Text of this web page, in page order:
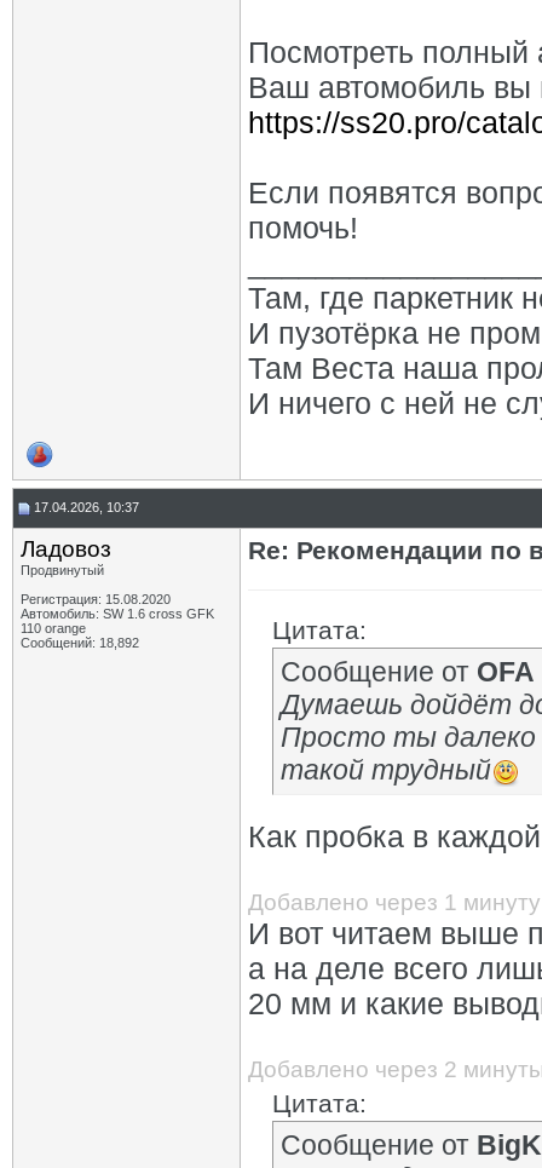
Посмотреть полный
Ваш автомобиль вы
https://ss20.pro/
Если появятся
помочь!
Там, где паркетник
И пузотёрка не
Там Веста наша
И ничего с ней не
17.04.2026, 10:37
Ладовоз
Продвинутый
Регистрация: 15.08.2020
Автомобиль: SW 1.6 cross GFK
110 orange
Сообщений: 18,892
Re: Рекомендации по
Цитата:
Сообщение от OFA
Думаешь дойдёт
Просто ты далеко
такой трудный
Как пробка в
Добавлено через 1 минуту
И вот читаем выше
а на деле всего
20 мм и какие
Добавлено через 2
Цитата:
Сообщение от